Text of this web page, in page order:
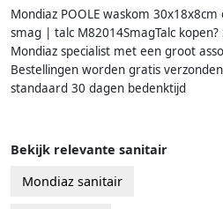
Mondiaz POOLE waskom
smag | talc M82014SmagTalc
Mondiaz specialist met een groot
Bestellingen worden gratis
standaard 30 dagen bedenktijd
Bekijk relevante sanitair
Mondiaz sanitair